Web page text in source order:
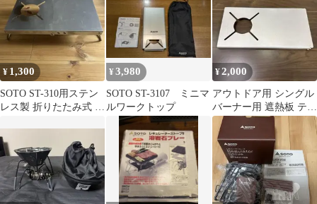
¥ 1,300
SOTO ST-310用ステン
レス製 折りたたみ式 遮
¥3,980
SOTO ST-3107 ミニマ
ルワークトップ
¥2,000
アウトドア用 シングル
バーナー用 遮熱板 テー
ブル soto st310